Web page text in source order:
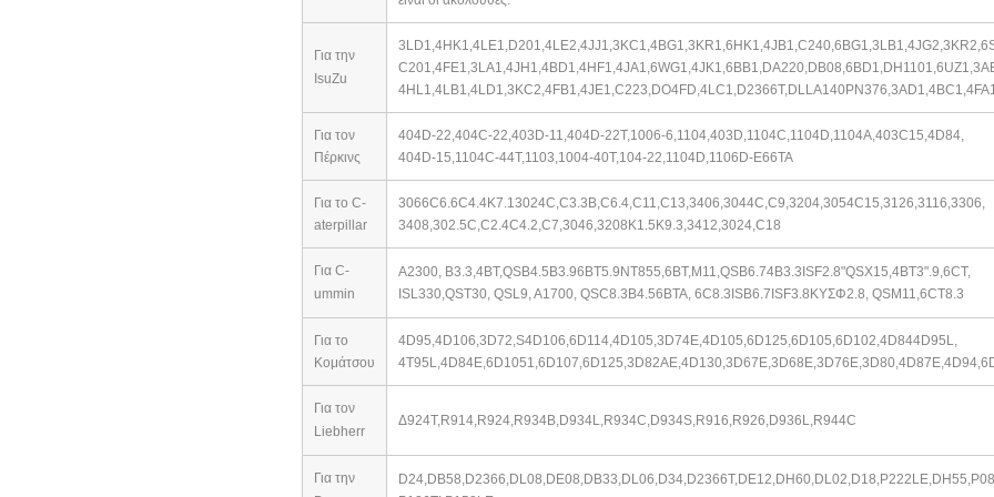
Για την
IsuZu
3LD1,4HK1,4LE1,D201,4LE2,4JJ1,3KC1,4BG1,3KR1,6HK1,4JB1,C240,6BG1,3LB1,4JG2,3KR2,
C201,4FE1,3LA1,4JH1,4BD1,4HF1,4JA1,6WG1,4JK1,6BB1,DA220,DB08,6BD1,DH1101,
4HL1,4LB1,4LD1,3KC2,4FB1,4JE1,C223,DO4FD,4LC1,D2366T,DLLA140PN376,
Για τον
Πέρκινς
404D-22,404C-22,403D-11,404D-22T,1006-6,1104,403D,1104C,1104D,1104A,403C15,4D84,
404D-15,1104C-44T,1103,1004-40T,104-22,1104D,1106D-E66TA
Για το C-
aterpillar
3066C6.6C4.4Κ7.13024C,C3.3B,C6.4,C11,C13,3406,3044C,C9,3204,3054C15,3126,3116,3306,
3408,302.5C,C2.4C4.2,C7,3046,3208Κ1.5Κ9.3,3412,3024,C18
Για C-
ummin
Α2300, Β3.3,4BT,QSB4.5Β3.96BT5.9ΝΤ855,6BT,M11,QSB6.74Β3.3ISF2.8"QSX15,4BT3".9,6CT,
ISL330,QST30, QSL9, A1700, QSC8.3Β4.56BTA, 6C8.3ISB6.7ISF3.8ΚΥΣΦ2.8, QSM11,6CT8.3
Για το
Κομάτσου
4D95,4D106,3D72,S4D106,6D114,4D105,3D74E,4D105,6D125,6D105,6D102,4D844D95L,
4T95L,4D84E,6D1051,6D107,6D125,3D82AE,4D130,3D67E,3D68E,3D76E,3D80,4D87E,
Για τον
Liebherr
Δ924T,R914,R924,R934B,D934L,R934C,D934S,R916,R926,D936L,R944C
Για την
D24,DB58,D2366,DL08,DE08,DB33,DL06,D34,D2366T,DE12,DH60,DL02,D18,P222LE,DH55,